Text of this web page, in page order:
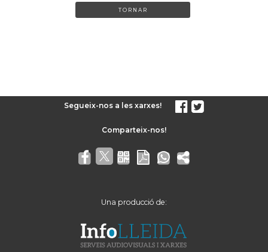
TORNAR
Segueix-nos a les xarxes!
Una producció de: